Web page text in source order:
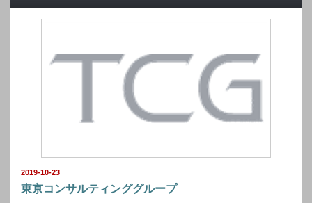
2019-10-23
東京コンサルティンググループ